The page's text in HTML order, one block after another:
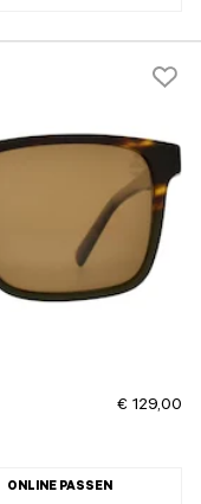
€ 129,00
ONLINE PASSEN